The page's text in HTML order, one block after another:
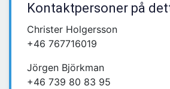
Kontaktpersoner på
Christer Holgersson
+46 767716019
Jörgen Björkman
+46 739 80 83 95